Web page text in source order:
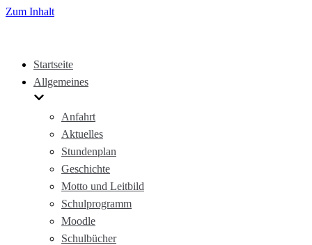
Zum Inhalt
Startseite
Allgemeines
Anfahrt
Aktuelles
Stundenplan
Geschichte
Motto und Leitbild
Schulprogramm
Moodle
Schulbücher